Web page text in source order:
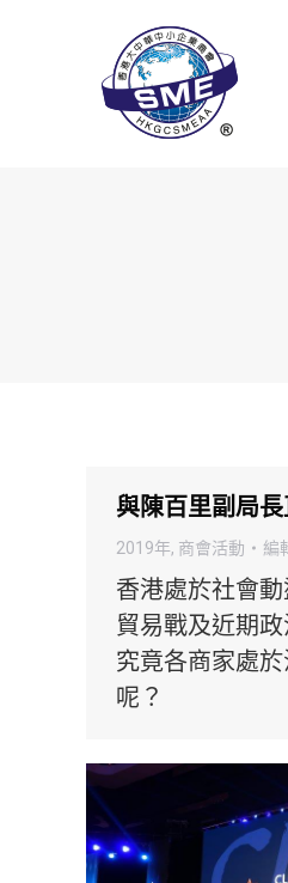
與陳百里副局
2019年, 商會活動 編
香港處於社會
貿易戰及近期
究竟各商家處
呢？